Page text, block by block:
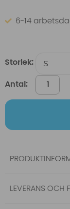
6-14
Storlek:
Antal:
LEVERANS OCH